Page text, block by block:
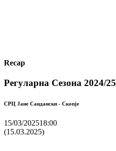
Recap
Регуларна Сезона 2024/25
СРЦ Јане Сандански - Скопје
15/03/202518:00
(15.03.2025)